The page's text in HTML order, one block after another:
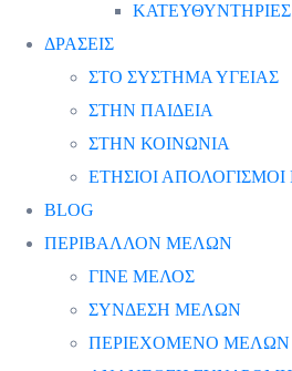
ΚΑΤΕΥΘΥΝΤΗΡΙΕΣ
ΔΡΑΣΕΙΣ
ΣΤΟ ΣΥΣΤΗΜΑ ΥΓΕΙΑΣ
ΣΤΗΝ ΠΑΙΔΕΙΑ
ΣΤΗΝ ΚΟΙΝΩΝΙΑ
ΕΤΗΣΙΟΙ
BLOG
ΠΕΡΙΒΑΛΛΟΝ ΜΕΛΩΝ
ΓΙΝΕ ΜΕΛΟΣ
ΣΥΝΔΕΣΗ ΜΕΛΩΝ
ΠΕΡΙΕΧΟΜΕΝΟ ΜΕΛΩΝ